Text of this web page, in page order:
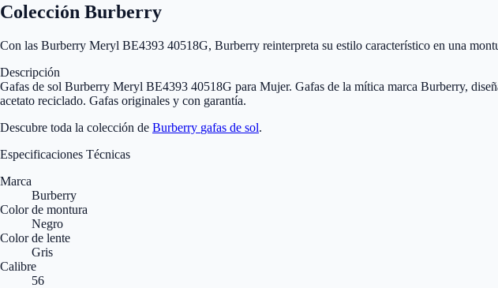
Colección Burberry
Con las Burberry Meryl BE4393 40518G, Burberry reinterpreta su estilo característico en una
Descripción
Gafas de sol Burberry Meryl BE4393 40518G para Mujer. Gafas de la mítica marca Burberry,
acetato reciclado. Gafas originales y con garantía.
Descubre toda la colección de Burberry gafas de sol.
Especificaciones Técnicas
Marca
Burberry
Color de montura
Negro
Color de lente
Gris
Calibre
56